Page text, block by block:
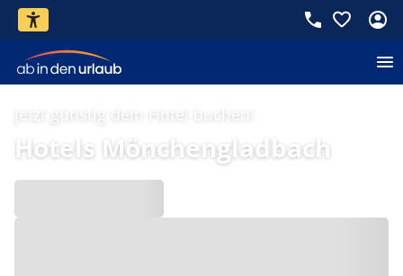
Jetzt günstig dein Hotel buchen!
Hotels Mönchengladbach